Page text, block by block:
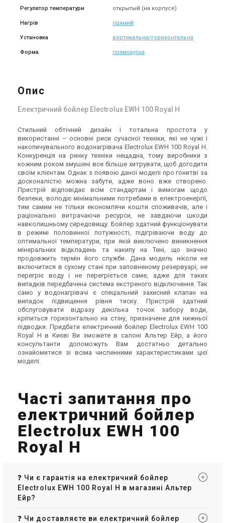
Регулятор температури открытый (на корпусе)
Нагрів прямий
Установка вертикальна/горизонтальна
Форма прямокутна
Опис
Електричний бойлер Electrolux EWH 100 Royal H
Стильний обтічний дизайн і тотальна простота у
використанні – основні риси сучасної техніки, які не чужі і
накопичувального водонагрівача Electrolux EWH 100 Royal H.
Конкуренція на ринку техніки нещадна, тому виробники з
кожним роком змушені все більше хитрувати, щоб догодити
своїм клієнтам. Однак з появою даної моделі про гонитві за
досконалістю можна забути, адже воно вже створено.
Пристрій відповідає всім стандартам і вимогам щодо
безпеки, володіє мінімальними потребами в електроенергії,
тим самим не тільки економлячи кошти споживачів, але і
раціонально витрачаючи ресурси, не завдаючи шкоди
навколишньому середовищу. Бойлер здатний функціонувати
в режимі половинної потужності, підігріваючи воду до
оптимальної температури, при якій виключено виникнення
мінеральних відкладень та накипу на Тені, що значно
продовжить термін його служби. Дана модель ніколи не
включитися в сухому стані при заповненому резервуарі, не
перегріє воду і не перегріється саме, адже для таких
випадків передбачена система екстреного відключення. Так
само у водонагрівачі є спеціальний захисний клапан на
випадок підвищення рівня тиску. Пристрій здатний
обслуговувати відразу декілька точок забору води,
кріпиться горизонтально на стіну, призначене для нижньої
підводки. Придбати електричний бойлер Electrolux EWH 100
Royal H в Києві Ви зможете в салоні Альтер Ейр, а його
консультанти допоможуть Вам достатньо детально
ознайомитися зі всіма численними характеристиками цієї
моделі.
Часті запитання про
електричний бойлер
Electrolux EWH 100
Royal H
❓ Чи є гарантія на електричний бойлер
Electrolux EWH 100 Royal H в магазині Альтер
Ейр?
❓ Чи доставляєте ви електричний бойлер